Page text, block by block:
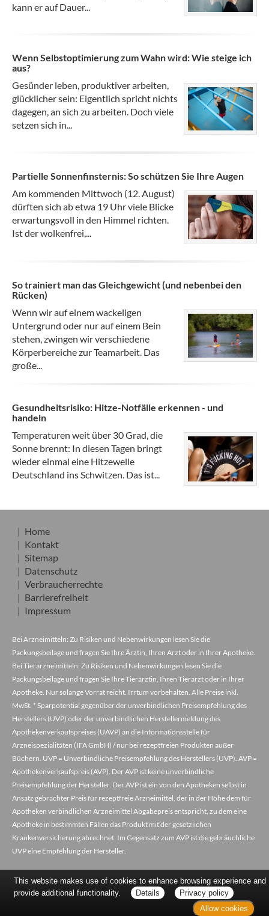
kann er auf Dauer...
Wenn Selbstoptimierung zum Wahn wird: Wie steige ich
aus?
Gesünder leben, produktiver arbeiten,
glücklicher sein: Eigentlich spricht nichts
dagegen, an sich zu arbeiten. Doch viele
setzen sich in...
Partielle Sonnenfinsternis: So schützen Sie Ihre Augen
Am kommenden Mittwoch (12. August)
dürften sich ab etwa 19 Uhr viele Blicke
erwartungsvoll in den Himmel richten.
Ist der wolkenfrei,...
So trainiert man das Gleichgewicht (und nebenbei den
Rücken)
Wenn wir auf einem wackeligen
Untergrund oder nur auf einem Bein
stehen, zwingen wir verschiedene
Körperbereiche zur Teamarbeit. Das
große...
Gesundheitsrisiko: Hitze-Notfälle erkennen - und
handeln
Temperaturen weit über 30 Grad, die
Sonne brennt: In diesen Tagen bringt
wieder einmal eine Hitzewelle
Deutschland ins Schwitzen. Das ist...
Home
Kontakt
Sitemap
Datenschutz
Verbraucherrechte
Barrierefreiheit
Impressum
Bei Arzneimitteln: Zu Risiken und Nebenwirkungen lesen Sie die
Packungsbeilage und fragen Sie Ihre Ärztin, Ihren Arzt oder in Ihrer Apotheke.
Bei Tierarzneimitteln: Zu Risiken und Nebenwirkungen lesen Sie die
Packungsbeilage und fragen Sie Ihre Tierärztin, Ihren Tierarzt oder in Ihrer
Apotheke. Nur solange Vorrat reicht. Irrtum vorbehalten. Alle Preise inkl.
MwSt. * Sparpotential gegenüber der unverbindlichen Preisempfehlung des
Herstellers (UVP) oder der unverbindlichen Herstellermeldung des
Apothekenverkaufspreises (UAVP) an die Informationsstelle für
Arzneispezialitäten (IFA GmbH) / nur bei rezeptfreien Produkten außer
Büchern. UVP = Unverbindliche Preisempfehlung des Herstellers (UVP). AVP =
Apothekenverkaufspreis (AVP). Der AVP ist keine unverbindliche
Preisempfehlung der Hersteller. Der AVP ist ein von den Apotheken selbst in
Ansatz gebrachter Preis für rezeptfreie Arzneimittel, der in der Höhe dem für
Apotheken verbindlichen Arzneimittel Abgabepreis entspricht, zu dem eine
Apotheke in bestimmten Fällen das Produkt mit der gesetzlichen
Krankenversicherung abrechnet. Im Gegensatz zum AVP ist die gebräuchliche
UVP eine Empfehlung der Hersteller.
This website makes use of cookies to enhance browsing experience and
provide additional functionality.
Details
Privacy policy
Allow cookies